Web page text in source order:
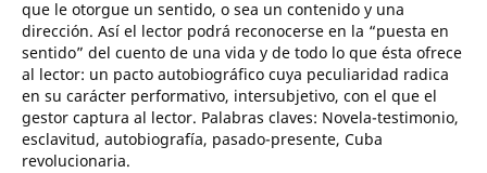
que le otorgue un sentido, o sea un contenido y una
dirección. Así el lector podrá reconocerse en la “puesta en
sentido” del cuento de una vida y de todo lo que ésta ofrece
al lector: un pacto autobiográfico cuya peculiaridad radica
en su carácter performativo, intersubjetivo, con el que el
gestor captura al lector. Palabras claves: Novela-testimonio,
esclavitud, autobiografía, pasado-presente, Cuba
revolucionaria.